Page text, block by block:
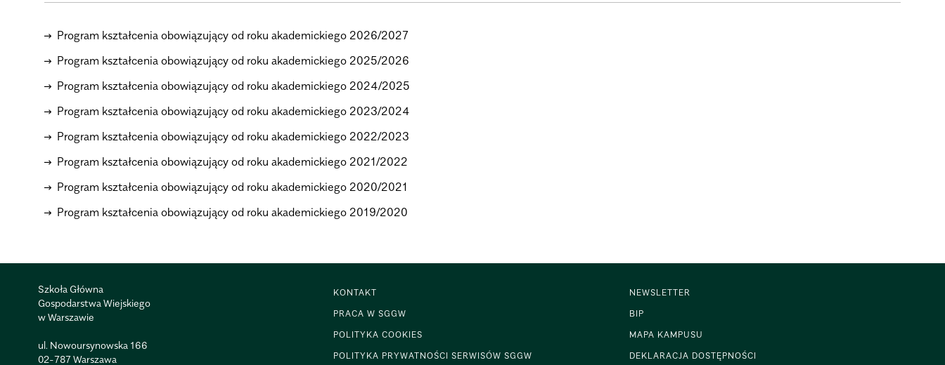
Program kształcenia obowiązujący od roku akademickiego 2026/2027
Program kształcenia obowiązujący od roku akademickiego 2025/2026
Program kształcenia obowiązujący od roku akademickiego 2024/2025
Program kształcenia obowiązujący od roku akademickiego 2023/2024
Program kształcenia obowiązujący od roku akademickiego 2022/2023
Program kształcenia obowiązujący od roku akademickiego 2021/2022
Program kształcenia obowiązujący od roku akademickiego 2020/2021
Program kształcenia obowiązujący od roku akademickiego 2019/2020
Szkoła Główna
Gospodarstwa Wiejskiego
w Warszawie
ul. Nowoursynowska 166
02-787 Warszawa
KONTAKT
PRACA W SGGW
POLITYKA COOKIES
POLITYKA PRYWATNOŚCI SERWISÓW SGGW
NEWSLETTER
BIP
MAPA KAMPUSU
DEKLARACJA DOSTĘPNOŚCI